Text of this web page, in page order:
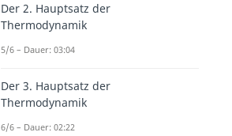
Dauer: 02:12
Isotherme Zustandsänderung
Dauer: 02:35
Dauer: 04:22
Der 2. Hauptsatz der
Thermodynamik
5/6 – Dauer: 03:04
Der 3. Hauptsatz der
Thermodynamik
6/6 – Dauer: 02:22